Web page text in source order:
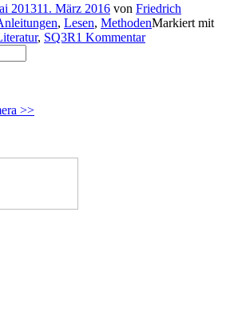
201311. März 2016 von Friedrich
, Lesen, MethodenMarkiert mit
, SQ3R1 Kommentar
>>